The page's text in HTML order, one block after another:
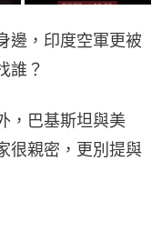
邊，印度空軍更被
誰？
，巴基斯坦與美
很親密，更別提與